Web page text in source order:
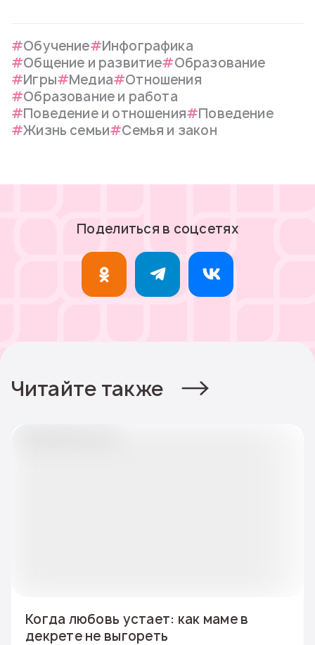
Обучение
Инфографика
Общение и развитие
Образование
Игры
Медиа
Отношения
Образование и работа
Поведение и отношения
Поведение
Жизнь семьи
Семья и закон
Поделиться в соцсетях
Читайте также
Когда любовь устает: как маме в
декрете не выгореть